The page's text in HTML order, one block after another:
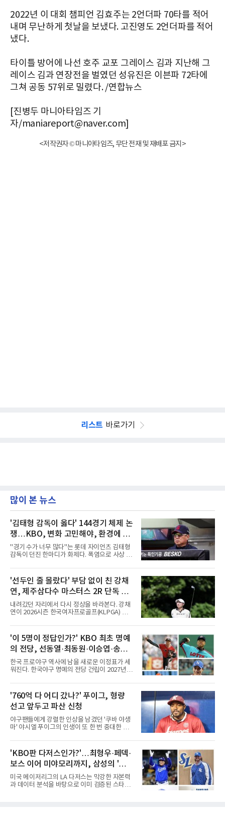
2022년 이 대회 챔피언 김효주는 2언더파 70타를 적어
내며 무난하게 첫날을 보냈다. 고진영도 2언더파를 적어
냈다.
타이틀 방어에 나선 호주 교포 그레이스 김과 지난해 그
레이스 김과 연장전을 벌였던 성유진은 이븐파 72타에
그쳐 공동 57위로 밀렸다. /연합뉴스
[진병두 마니아타임즈 기
자/maniareport@naver.com]
<저작권자 © 마니아타임즈, 무단 전재 및 재배포 금지>
리스트 바로가기
많이 본 뉴스
'김태형 감독이 옳다' 144경기 체제 논
쟁…KBO, 변화 고민해야, 환경에 맞
는 경기 수가 바람직
"경기 수가 너무 많다"는 롯데 자이언츠 김태형
감독이 던진 한마디가 화제다. 폭염으로 사상 초
독은 단순히 더위를 이야기하지 않았다. 우천,
폭염, 부상 등 변수가 늘어나는 현실에서 현재
팀당 144경기 체제가 과연 지속 가능한지 질문
을 던졌다.물론 144경기가 세계적으로 특별히
많은 숫자는 아니다. 메이저리그는 팀당 162경
기, 일본프로야구도 143~144경기를 치른다. 숫
자만 놓고 보면 KBO가 유난히 혹사 구조라고 말
비교하기 어려울 정도로 폭염이 길어지고 강해
지고 있다. 여기에 장마, 이
'선두인 줄 몰랐다' 부담 없이 친 강채
연, 제주삼다수 마스터스 2R 단독 선
두
내려갔던 자리에서 다시 정상을 바라본다. 강채
연이 2026시즌 한국여자프로골프(KLPGA) 투어
억 원, 우승상금 1억8000만 원) 2라운드에서 단
독 선두로 도약했다.강채연은 7일 제주도 서귀
포의 테디밸리 골프앤리조트(파72)에서 열린 2
라운드에서 버디 5개와 보기 1개를 묶어 4언더
파 68타를 쳤다. 중간합계 9언더파 135타로 전
날 공동 4위에서 선두로 올라섰다. 공동 2위 그
룹(8언더파 136타)과는 한 타 차다.이 대회는 그
받았으나, 지난해 상금순위 75위에 그쳐 시드순
위전으로 밀렸고 본선에서도 78위에
'이 5명이 정답인가?' KBO 최초 명예
의 전당, 선동열·최동원·이승엽·송진
우·김응용을 둘러싼 논쟁
한국 프로야구 역사에 남을 새로운 이정표가 세
워진다. 한국야구 명예의 전당 건립이 2027년으
문으로 향하고 있다. "누가 한국 야구 최초의 명
예의 전당 헌액자가 될 것인가?"현재 가장 많이
거론되는 후보군은 선동열, 최동원, 이승엽, 송
진우, 그리고 김응용 감독이다. 한국 야구의 시
대별 상징성과 업적을 고려하면 충분히 설득력
있는 이름들이다.선동열은 한국 야구가 배출한
최고의 투수로 평가받는다. 해태 시절 통산 146
프로야구에서도 성공하며 한국 선수의 해외 진
출 가능성을 보여준 상징적인 존
'760억 다 어디 갔나?' 푸이그, 형량
선고 앞두고 파산 신청
야구팬들에게 강렬한 인상을 남겼던 '쿠바 야생
마' 야시엘 푸이그의 인생이 또 한 번 중대한 갈
거액을 벌었던 푸이그가 연방 사건 선고를 앞두
고 파산보호를 신청했다.푸이그는 최근 미국 플
로리다 파산 법원에 챕터11 파산보호 신청을 냈
다. 챕터11은 기업이나 개인이 채권자들과 협의
를 통해 재정 구조를 재편할 수 있도록 돕는 제도
다.미 매체들에 따르면 푸이그의 자산 규모는
1000만~5000만 달러(약 146억~730억 원), 부
'KBO판 다저스인가?'…최형우·페덱·
보스 이어 미야모리까지, 삼성의 '스펙
만렙' 승부수
미국 메이저리그의 LA 다저스는 막강한 자본력
과 데이터 분석을 바탕으로 이미 검증된 스타들